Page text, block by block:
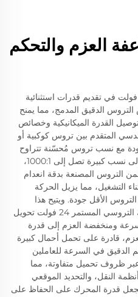
العزم والتحكم
يتفوق المحرك التروس المستمر 24 فولت في تقديم قدرات استثنائية
الدقيق المدمج، مما يمنح
القدرة الميكانيكية وخصائص
المتقدم بين تروس كوكبية أو
مع نسب تروس مُحسّنة تتراوح
من تخفيضات بسيطة نسبيًا مثل 3:1 إلى نسب كبيرة تصل إلى 1000:1،
التروس المصنعة بدقة انعدام
التشغيل، مما يزيل الحركة
الأقل جودة. ويتيح هذا
التصميم الميكانيكي المتفوق للمحرك التروسي المستمر 24 فولت تحويل
ومنخفضة العزم إلى قدرة
قادرة على تحمل أحمال كبيرة
الدقيق في السرعة للعاملين
ظروف تحميل متفاوتة، مما
النقل، والتحديد الموقعي
قدرة المحرك على الحفاظ على